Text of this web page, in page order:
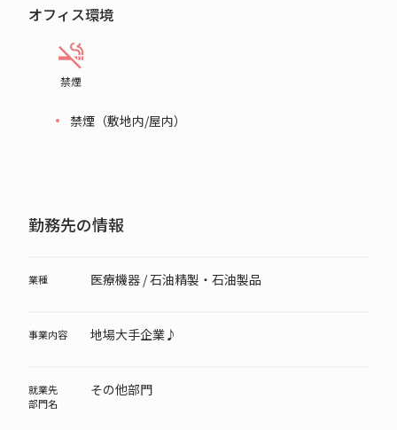
オフィス環境
禁煙
禁煙（敷地内/屋内）
勤務先の情報
業種 医療機器 / 石油精製・石油製品
事業内容 地場大手企業♪
就業先
部門名
その他部門